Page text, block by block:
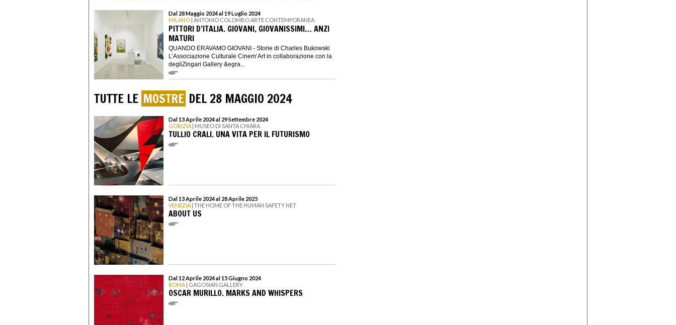
Dal 28 Maggio 2024 al 19 Luglio 2024
MILANO | ANTONIO COLOMBO ARTE CONTEMPORANEA
PITTORI D’ITALIA. GIOVANI, GIOVANISSIMI… ANZI
MATURI
QUANDO ERAVAMO GIOVANI - Storie di Charles Bukowski
L’Associazione Culturale Cinem’Art in collaborazione con la
degliZingari Gallery &egra...
TUTTE LE MOSTRE DEL 28 MAGGIO 2024
Dal 13 Aprile 2024 al 29 Settembre 2024
GORIZIA | MUSEO DI SANTA CHIARA
TULLIO CRALI. UNA VITA PER IL FUTURISMO
Dal 13 Aprile 2024 al 28 Aprile 2025
VENEZIA | THE HOME OF THE HUMAN SAFETY NET
ABOUT US
Dal 12 Aprile 2024 al 15 Giugno 2024
ROMA | GAGOSIAN GALLERY
OSCAR MURILLO. MARKS AND WHISPERS